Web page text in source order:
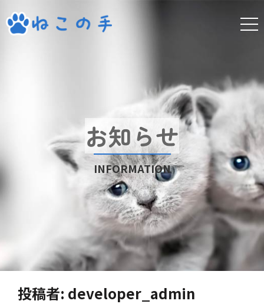
お知らせ
INFORMATION
投稿者: developer_admin